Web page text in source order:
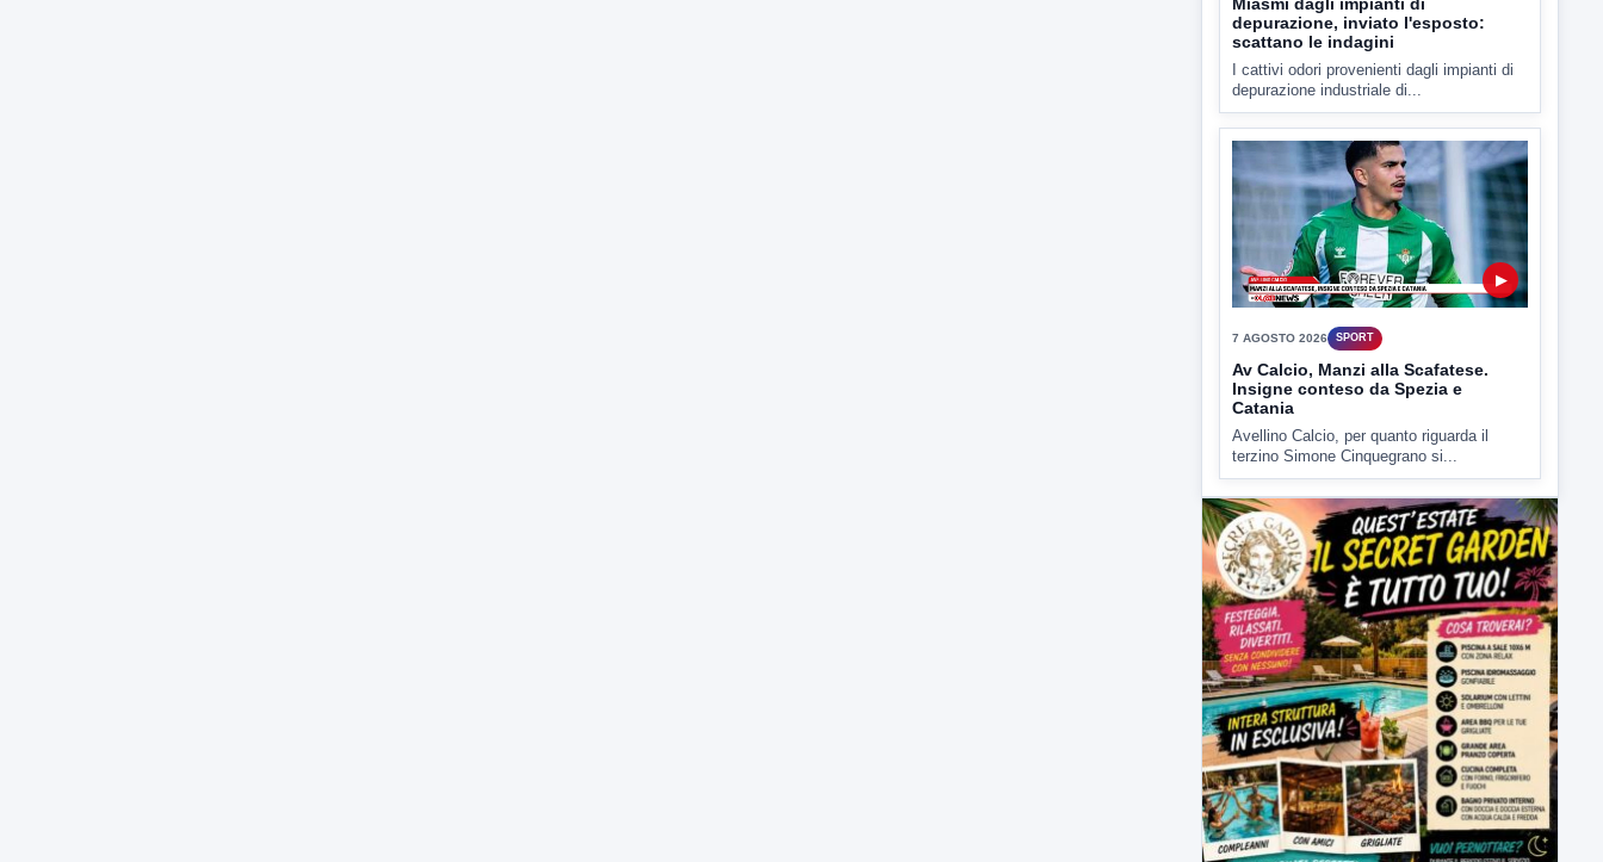
7 AGOSTO 2026 SPORT
Av Calcio, Manzi alla Scafatese.
Insigne conteso da Spezia e
Catania
Avellino Calcio, per quanto riguarda il
terzino Simone Cinquegrano si...